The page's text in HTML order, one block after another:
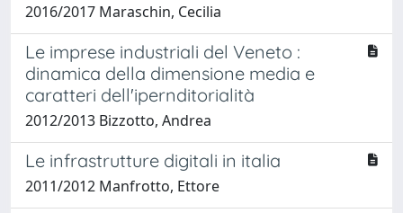
2016/2017 Maraschin, Cecilia
Le imprese industriali del Veneto :
dinamica della dimensione media e
caratteri dell'ipernditorialità
2012/2013 Bizzotto, Andrea
Le infrastrutture digitali in italia
2011/2012 Manfrotto, Ettore